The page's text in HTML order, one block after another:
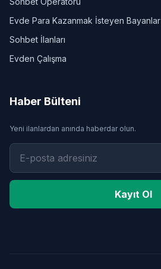
Evde Para Kazanmak İsteyen Bayanlar
Sohbet İlanları
Evden Çalışma
Haber Bülteni
Yeni ilanlardan anında haberdar olun.
Kayıt Ol